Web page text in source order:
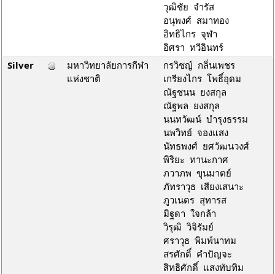
วุฒิชัย จำรัส
อนุพงศ์ สมาทอง
อิทธิไกร จุฬา
อิศรา ทวีอินทร์
Silver
มหาวิทยาลัยการกีฬา
แห่งชาติ
กรวิชญ์ กลิ่นเพชร
เกรียงไกร โพธิ์อุดม
ณัฐชนน ยงสกุล
ณัฐพล ยงสกุล
นนทวัฒน์ บำรุงธรรม
นพวิทย์ จองแสง
นัทธพงศ์ ยศวัฒนวงศ์
พิริยะ ทานะกาศ
ภวาภพ ขุนมาตย์
ภัทราวุธ เสียงเสนาะ
ภูวเนตร สุทารส
มิฐดา ใจกล้า
วิรุฒิ วิจิรัมย์
ศราวุธ พิมพ์นาทม
สรศักดิ์ คำปัญจะ
สิทธิศักดิ์ แสงทับทิม